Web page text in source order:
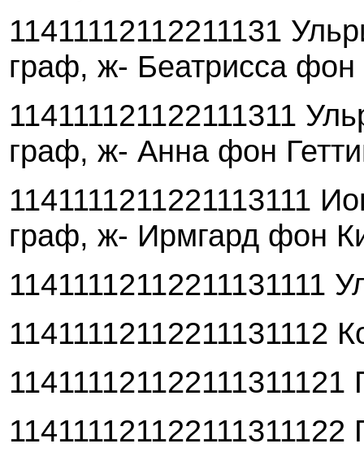
11411112112211131
граф, ж- Беатрисса
114111121122111311
граф, ж- Анна фон
1141111211221113111
граф, ж- Ирмгард фон
11411112112211131111
11411112112211131112
114111121122111311121